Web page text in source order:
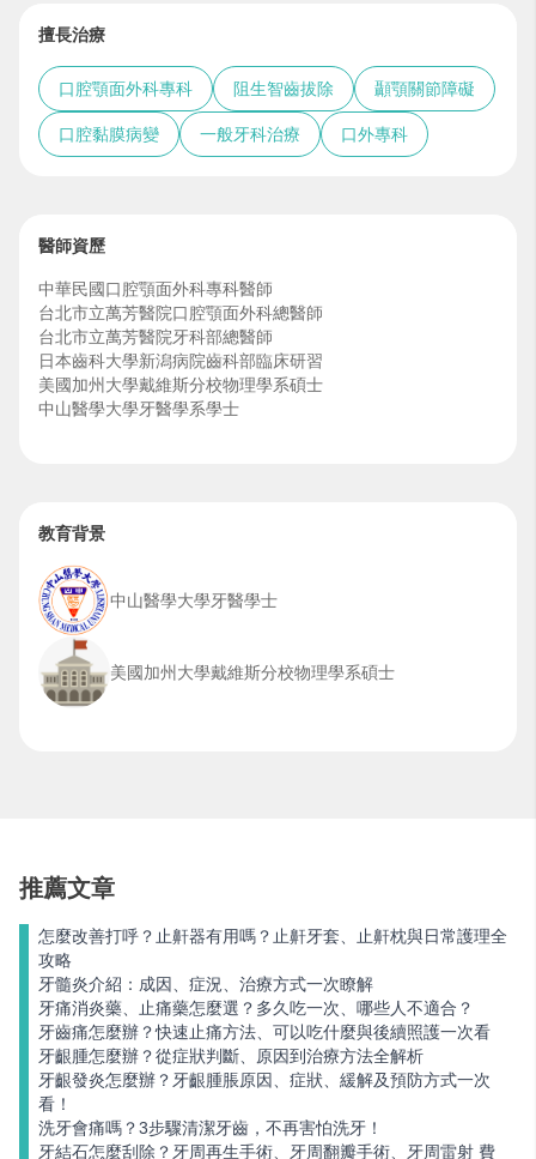
擅長治療
口腔顎面外科專科 阻生智齒拔除 顳顎關節障礙
口腔黏膜病變 一般牙科治療 口外專科
醫師資歷
中華民國口腔顎面外科專科醫師
台北市立萬芳醫院口腔顎面外科總醫師
台北市立萬芳醫院牙科部總醫師
日本齒科大學新潟病院齒科部臨床研習
美國加州大學戴維斯分校物理學系碩士
中山醫學大學牙醫學系學士
教育背景
中山醫學大學牙醫學士
美國加州大學戴維斯分校物理學系碩士
推薦文章
怎麼改善打呼？止鼾器有用嗎？止鼾牙套、止鼾枕與日常護理全
攻略
牙髓炎介紹：成因、症況、治療方式一次瞭解
牙痛消炎藥、止痛藥怎麼選？多久吃一次、哪些人不適合？
牙齒痛怎麼辦？快速止痛方法、可以吃什麼與後續照護一次看
牙齦腫怎麼辦？從症狀判斷、原因到治療方法全解析
牙齦發炎怎麼辦？牙齦腫脹原因、症狀、緩解及預防方式一次
看！
洗牙會痛嗎？3步驟清潔牙齒，不再害怕洗牙！
牙結石怎麼刮除？牙周再生手術、牙周翻瓣手術、牙周雷射 費